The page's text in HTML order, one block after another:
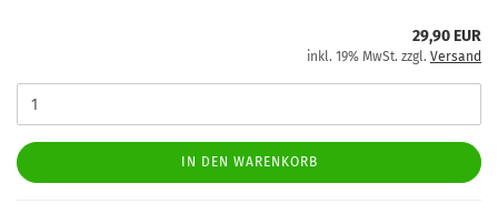
29,90 EUR
inkl. 19% MwSt. zzgl. Versand
IN DEN WARENKORB